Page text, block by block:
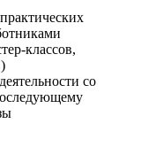
классов,
со